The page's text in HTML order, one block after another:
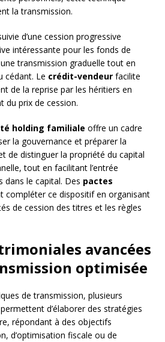
la transmission.
d’une cession progressive
intéressante pour les fonds de
transmission graduelle tout en
cédant. Le crédit-vendeur facilite
de la reprise par les héritiers en
du prix de cession.
holding familiale offre un cadre
la gouvernance et préparer la
de distinguer la propriété du capital
tout en facilitant l’entrée
dans le capital. Des pactes
compléter ce dispositif en organisant
de cession des titres et les règles
avancées
optimisée
de transmission, plusieurs
d’élaborer des stratégies
répondant à des objectifs
d’optimisation fiscale ou de